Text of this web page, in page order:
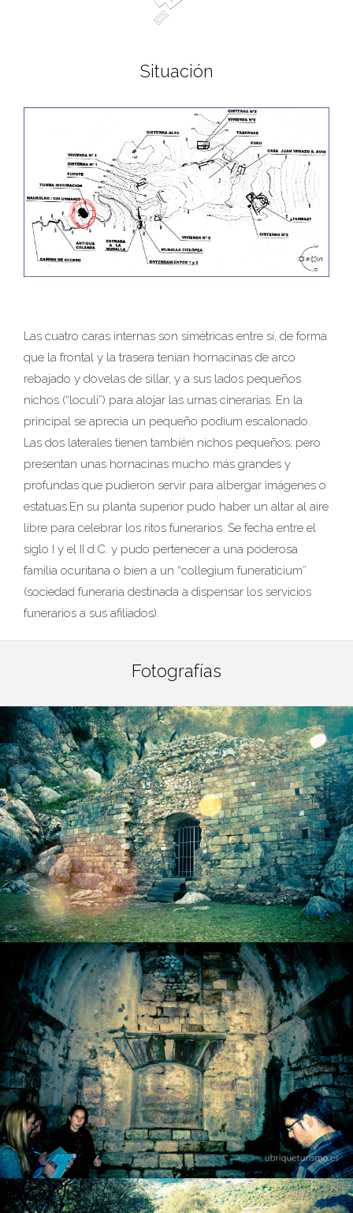
Situación
Las cuatro caras internas son simétricas entre sí, de forma
que la frontal y la trasera tenían hornacinas de arco
rebajado y dovelas de sillar, y a sus lados pequeños
nichos (“loculi”) para alojar las urnas cinerarias. En la
principal se aprecia un pequeño podium escalonado.
Las dos laterales tienen también nichos pequeños, pero
presentan unas hornacinas mucho más grandes y
profundas que pudieron servir para albergar imágenes o
estatuas.En su planta superior pudo haber un altar al aire
libre para celebrar los ritos funerarios. Se fecha entre el
siglo I y el II d.C. y pudo pertenecer a una poderosa
familia ocuritana o bien a un “collegium funeraticium”
(sociedad funeraria destinada a dispensar los servicios
funerarios a sus afiliados).
Fotografías